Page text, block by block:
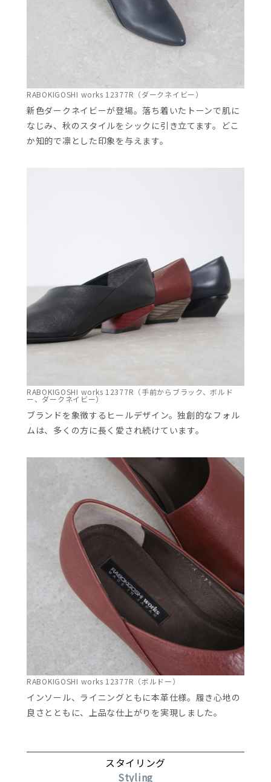
RABOKIGOSHI works 12377R（ダークネイビー）
新色ダークネイビーが登場。落ち着いたトーンで肌に
なじみ、秋のスタイルをシックに引き立てます。どこ
か知的で凛とした印象を与えます。
RABOKIGOSHI works 12377R（手前からブラック、ボルド
ー、ダークネイビー）
ブランドを象徴するヒールデザイン。独創的なフォル
ムは、多くの方に長く愛され続けています。
RABOKIGOSHI works 12377R（ボルドー）
インソール、ライニングともに本革仕様。履き心地の
良さとともに、上品な仕上がりを実現しました。
スタイリング
Styling